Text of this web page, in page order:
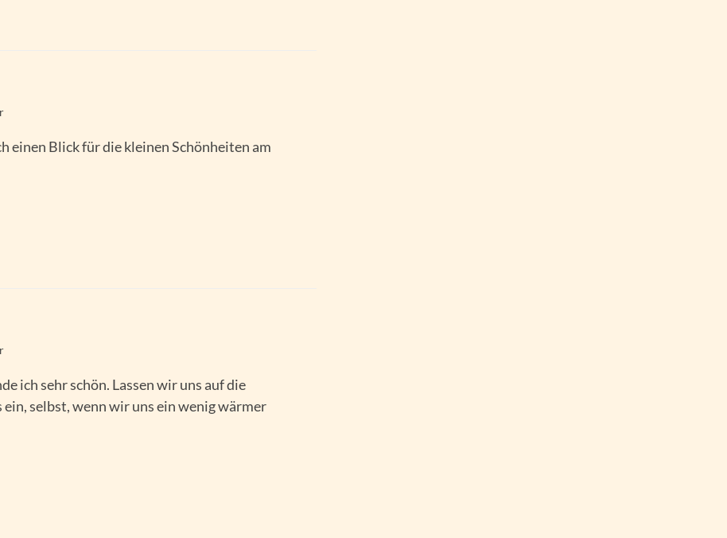
einen Blick für die kleinen Schönheiten am
ich sehr schön. Lassen wir uns auf die
selbst, wenn wir uns ein wenig wärmer